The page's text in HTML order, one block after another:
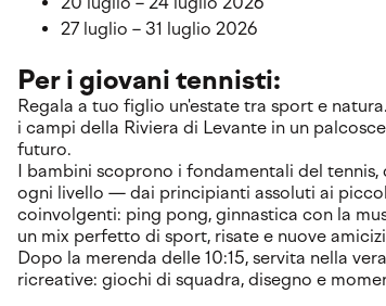
27 luglio – 31 luglio 2026
Per i giovani tennisti:
Regala a tuo figlio un'estate tra sport e
i campi della Riviera di Levante in un
futuro.
I bambini scoprono i fondamentali del
ogni livello — dai principianti assoluti ai
coinvolgenti: ping pong, ginnastica con la
un mix perfetto di sport, risate e nuove
Dopo la merenda delle 10:15, servita nella
ricreative: giochi di squadra, disegno e